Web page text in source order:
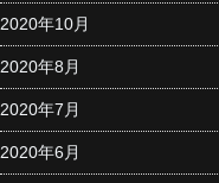
2020年10月
2020年8月
2020年7月
2020年6月